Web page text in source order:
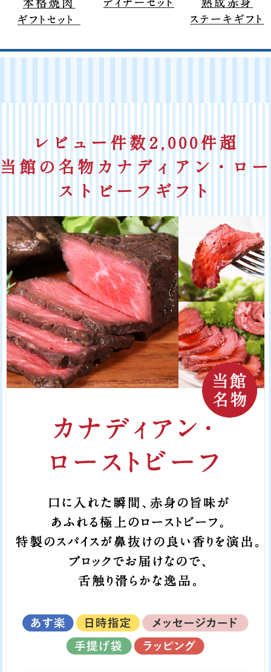
レビュー件数2,000件超
当館の名物カナディアン・ロー
ストビーフギフト